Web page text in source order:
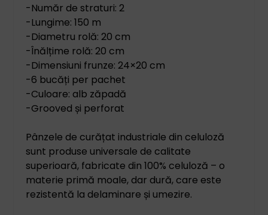
-Număr de straturi: 2
-Lungime: 150 m
-Diametru rolă: 20 cm
-Înălțime rolă: 20 cm
-Dimensiuni frunze: 24×20 cm
-6 bucăți per pachet
-Culoare: alb zăpadă
-Grooved și perforat
Pânzele de curățat industriale din celuloză
sunt produse universale de calitate
superioară, fabricate din 100% celuloză – o
materie primă moale, dar dură, care este
rezistentă la delaminare și umezire.